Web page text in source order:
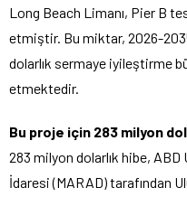
Long Beach Limanı, Pier B
etmiştir. Bu miktar, 2026-
dolarlık sermaye iyileştirme
etmektedir.
Bu proje için 283 milyon
283 milyon dolarlık hibe, ABD
İdaresi (MARAD) tarafından